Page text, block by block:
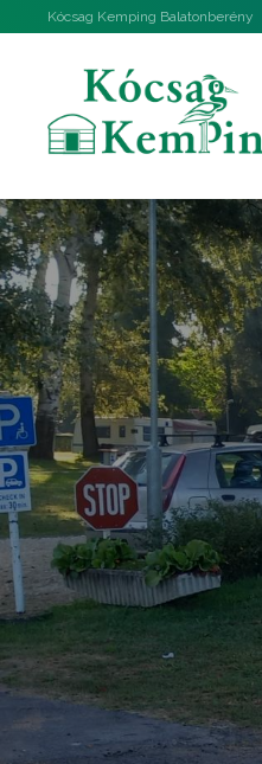
Kócsag Kemping Balatonberény